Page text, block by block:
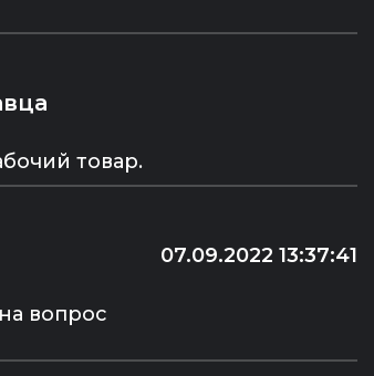
товар.
07.09.2022 13:37:41
вопрос